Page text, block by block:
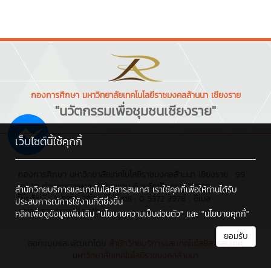
กองการศึกษา มหาวิทยาลัยเทคโนโลยีราชมงคลล้านนา เชียงราย
"นวัตกรรมเพื่อชุมชนเชียงราย"
หมู่ 10 ตำบลทรายขาว อำเภอพาน จังหวัดเชียงราย 57120
โทรศัพท์ : 0 5372 3979 , โทรสาร : 0 5372 3978 , อีเมล :
chiangrai@rmutl.ac.th
เว็บไซต์นี้ใช้คุกกี้
สำนักวิทยบริการและเทคโนโลยีสารสนเทศ เราใช้คุกกี้เพื่อให้ท่านได้รับ
ประสบการณ์การใช้งานที่ดียิ่งขึ้น
คลิกเพื่อดูข้อมูลเพิ่มเติม "นโยบายความเป็นส่วนตัว" และ "นโยบายคุกกี้"
ยอมรับ
สำนักวิทยบริการและเทคโนโลยีสารสนเทศ